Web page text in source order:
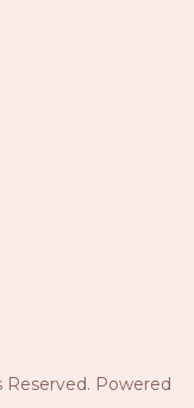
Powered